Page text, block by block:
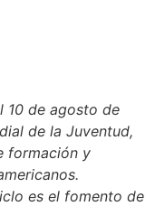
10 de agosto de
de la Juventud,
formación y
es el fomento de